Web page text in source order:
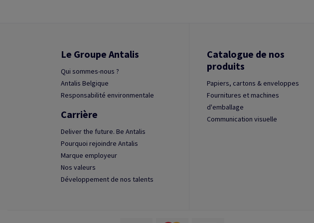
Le Groupe Antalis
Qui sommes-nous ?
Antalis Belgique
Responsabilité environmentale
Carrière
Deliver the future. Be Antalis
Pourquoi rejoindre Antalis
Marque employeur
Nos valeurs
Développement de nos talents
Catalogue de nos
produits
Papiers, cartons & enveloppes
Fournitures et machines
d'emballage
Communication visuelle